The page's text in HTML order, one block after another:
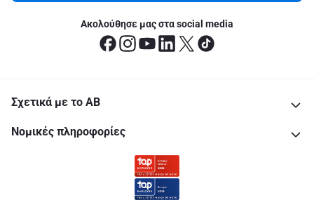
Ακολούθησε μας στα social media
Σχετικά με το ΑΒ
Νομικές πληροφορίες